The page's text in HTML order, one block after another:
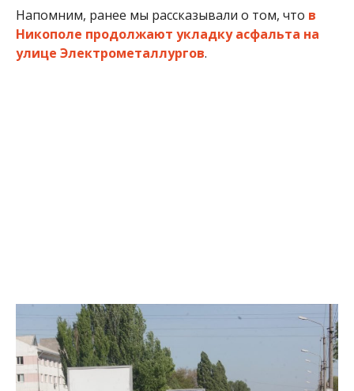
На Электрометаллургов затруднено движение